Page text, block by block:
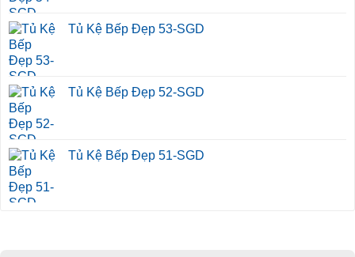
Tủ Kệ Bếp Đẹp 53-SGD
Tủ Kệ Bếp Đẹp 52-SGD
Tủ Kệ Bếp Đẹp 51-SGD